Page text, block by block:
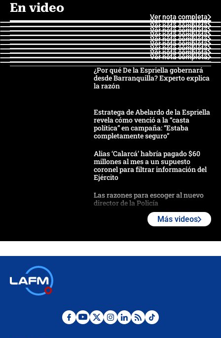
En video
Ver nota completa
Ver nota completa
Ver nota completa
Ver nota completa
Ver nota completa
Ver nota completa
Ver nota completa
Ver nota completa
Ver nota completa
Ver nota completa
¿Por qué De la Espriella gobernará
desde Barranquilla? Experto explica
la razón
Estratega de Abelardo de la Espriella
revela cómo venció a la “casta
política” en campaña: “Estaba
completamente seguro”
Alias ‘Calarcá’ habría pagado $60
millones al mes a un supuesto
coronel para filtrar información del
Ejército
Las razones para escoger al nuevo
director de la Policía
"No hubo fraude ni posibilidad de
Más videos